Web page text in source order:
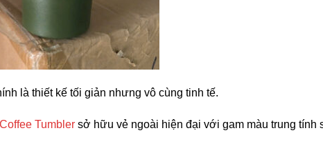
là thiết kế tối giản nhưng vô cùng tinh tế.
Coffee Tumbler sở hữu vẻ ngoài hiện đại với gam màu trung tính